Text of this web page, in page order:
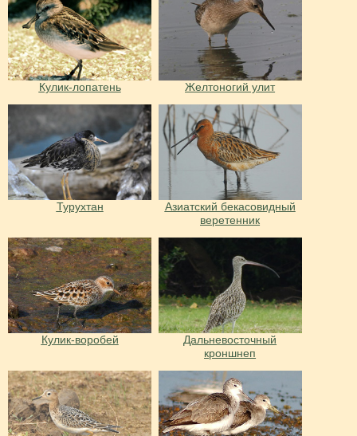
Кулик-лопатень Желтоногий улит
Турухтан
Азиатский бекасовидный
веретенник
Кулик-воробей
Дальневосточный
кроншнеп